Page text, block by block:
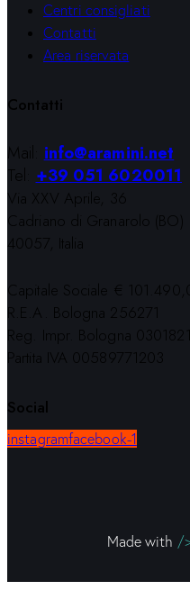
Centri consigliati
Contatti
Area riservata
Contatti
Mail:info@aramini.net
Tel:+39 051 6020011
Via XXV Aprile, 36
Cadriano di Granarolo (BO)
40057, Italia
Capitale Sociale €
R.E.A. Bologna 256271
Reg. Impr. Bologna
Partita IVA 00589771203
Social
instagramfacebook-1
Made with /